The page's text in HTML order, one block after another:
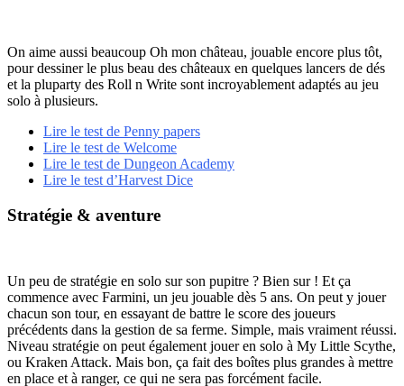
On aime aussi beaucoup Oh mon château, jouable encore plus tôt,
pour dessiner le plus beau des châteaux en quelques lancers de dés
et la pluparty des Roll n Write sont incroyablement adaptés au jeu
solo à plusieurs.
Lire le test de Penny papers
Lire le test de Welcome
Lire le test de Dungeon Academy
Lire le test d’Harvest Dice
Stratégie & aventure
Un peu de stratégie en solo sur son pupitre ? Bien sur ! Et ça
commence avec Farmini, un jeu jouable dès 5 ans. On peut y jouer
chacun son tour, en essayant de battre le score des joueurs
précédents dans la gestion de sa ferme. Simple, mais vraiment réussi.
Niveau stratégie on peut également jouer en solo à My Little Scythe,
ou Kraken Attack. Mais bon, ça fait des boîtes plus grandes à mettre
en place et à ranger, ce qui ne sera pas forcément facile.